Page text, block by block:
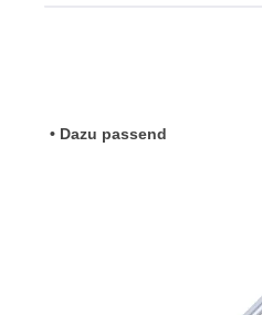
Produktgalerie überspringen
• Dazu passend